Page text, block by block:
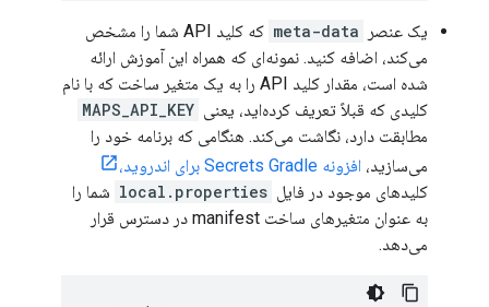
یک عنصر meta-data
که کلید API شما را مشخص
می‌کند، اضافه کنید. نمونه‌ای که همراه این آموزش ارائه
شده است، مقدار کلید API را به یک متغیر ساخت که با نام
کلیدی که قبلاً تعریف کرده‌اید، یعنی MAPS_API_KEY
مطابقت دارد، نگاشت می‌کند. هنگامی که برنامه خود را
می‌سازید، افزونه Secrets Gradle برای اندروید،
کلیدهای موجود در فایل local.properties شما را
به عنوان متغیرهای ساخت manifest در دسترس قرار
می‌دهد.